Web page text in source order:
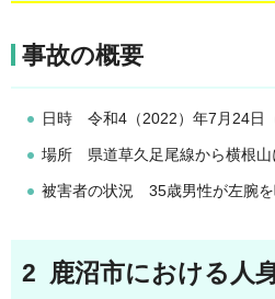
事故の概要
日時 令和4（2022）年7月24日
場所 県道草久足尾線から横根山
被害者の状況 35歳男性が左腕
2 鹿沼市における人